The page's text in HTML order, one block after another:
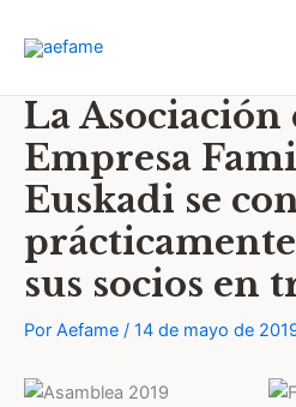
La Asociación
Empresa
Euskadi se
sus socios en
Por Aefame / 14 de mayo de